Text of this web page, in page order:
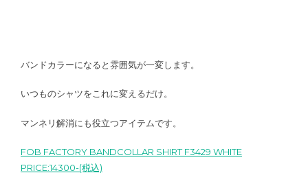
バンドカラーになると雰囲気が一変します。
いつものシャツをこれに変えるだけ。
マンネリ解消にも役立つアイテムです。
FOB FACTORY BANDCOLLAR SHIRT F3429 WHITE
PRICE:14300-(税込)